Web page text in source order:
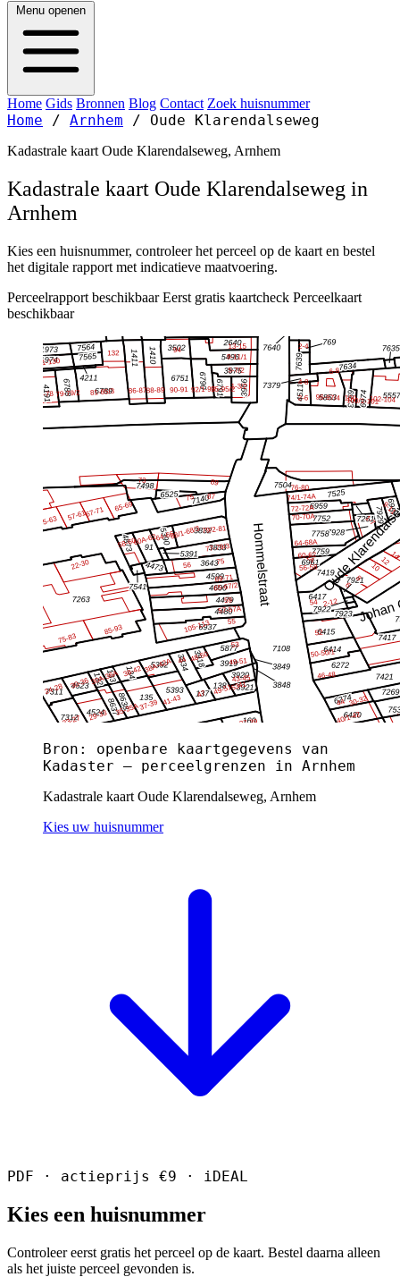
Menu openen
Home Gids Bronnen Blog Contact Zoek huisnummer
Home / Arnhem / Oude Klarendalseweg
Kadastrale kaart Oude Klarendalseweg, Arnhem
Kadastrale kaart Oude Klarendalseweg in
Arnhem
Kies een huisnummer, controleer het perceel op de kaart en bestel
het digitale rapport met indicatieve maatvoering.
Perceelrapport beschikbaar Eerst gratis kaartcheck Perceelkaart
beschikbaar
Bron: openbare kaartgegevens van
Kadaster — perceelgrenzen in Arnhem
Kadastrale kaart Oude Klarendalseweg, Arnhem
Kies uw huisnummer
PDF · actieprijs €9 · iDEAL
Kies een huisnummer
Controleer eerst gratis het perceel op de kaart. Bestel daarna alleen
als het juiste perceel gevonden is.